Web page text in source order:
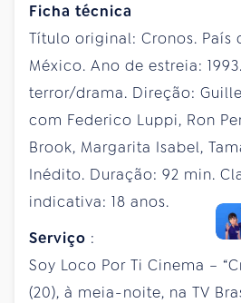
Ficha técnica
Título original: Cronos. País
México. Ano de estreia:
terror/drama. Direção:
com Federico Luppi, Ron
Brook, Margarita Isabel,
Inédito. Duração: 92 min.
indicativa: 18 anos.
Serviço :
Soy Loco Por Ti Cinema –
(20), à meia-noite, na TV